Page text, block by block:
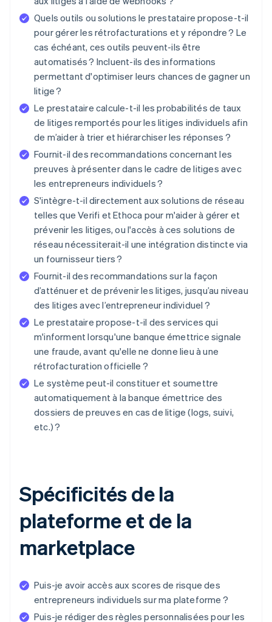
Quels outils ou solutions le prestataire propose-t-il
pour gérer les rétrofacturations et y répondre ? Le
cas échéant, ces outils peuvent-ils être
automatisés ? Incluent-ils des informations
permettant d'optimiser leurs chances de gagner un
litige ?
Le prestataire calcule-t-il les probabilités de taux
de litiges remportés pour les litiges individuels afin
de m’aider à trier et hiérarchiser les réponses ?
Fournit-il des recommandations concernant les
preuves à présenter dans le cadre de litiges avec
les entrepreneurs individuels ?
S'intègre-t-il directement aux solutions de réseau
telles que Verifi et Ethoca pour m'aider à gérer et
prévenir les litiges, ou l'accès à ces solutions de
réseau nécessiterait-il une intégration distincte via
un fournisseur tiers ?
Fournit-il des recommandations sur la façon
d’atténuer et de prévenir les litiges, jusqu’au niveau
des litiges avec l’entrepreneur individuel ?
Le prestataire propose-t-il des services qui
m'informent lorsqu'une banque émettrice signale
une fraude, avant qu'elle ne donne lieu à une
rétrofacturation officielle ?
Le système peut-il constituer et soumettre
automatiquement à la banque émettrice des
dossiers de preuves en cas de litige (logs, suivi,
etc.) ?
Spécificités de la
plateforme et de la
marketplace
Puis-je avoir accès aux scores de risque des
entrepreneurs individuels sur ma plateforme ?
Puis-je rédiger des règles personnalisées pour les